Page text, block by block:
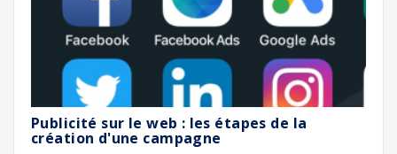
Publicité sur le web : les étapes de la
création d'une campagne